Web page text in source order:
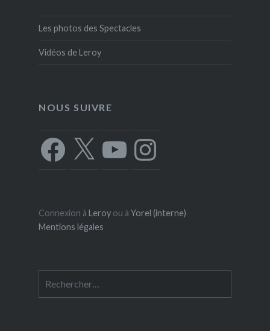
Les photos des Spectacles
Vidéos de Leroy
NOUS SUIVRE
Facebook Instagram
Connexion à Leroyou à Yorel (interne)
Mentions légales